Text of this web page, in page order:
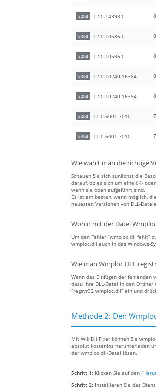
32bit 12.0.14393.0
64bit 12.0.10586.0
32bit 12.0.10586.0
64bit 12.0.10240.16384
32bit 12.0.10240.16384
32bit 11.0.6001.7010
64bit 11.0.6001.7010
Wie wählt man die richtige
Schauen Sie sich zunächst die
darauf, ob es sich um eine 64-
wenn sie oben aufgeführt sind.
Es ist am besten, wenn möglich,
neuesten Versionen von DLL-
Wohin mit der Datei
Um den Fehler “wmploc.dll fehlt”
wmploc.dll auch in das Windows-
Wie man Wmploc.DLL
Wenn das Einfügen der fehlenden
dazu Ihre DLL-Datei in den
“regsvr32 wmploc.dll” ein und
Methode 2: Den
Mit WikiDll Fixer können Sie
absolut kostenlos herunterladen
der wmploc.dll-Datei lösen.
Schritt 1: Klicken Sie auf den
Schritt 2: Installieren Sie das